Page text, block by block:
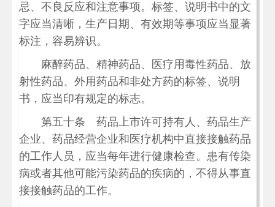
忌、不良反应和注意事项。标签、说明书中的文
字应当清晰，生产日期、有效期等事项应当显著
标注，容易辨识。
麻醉药品、精神药品、医疗用毒性药品、放
射性药品、外用药品和非处方药的标签、说明
书，应当印有规定的标志。
第五十条 药品上市许可持有人、药品生产
企业、药品经营企业和医疗机构中直接接触药品
的工作人员，应当每年进行健康检查。患有传染
病或者其他可能污染药品的疾病的，不得从事直
接接触药品的工作。